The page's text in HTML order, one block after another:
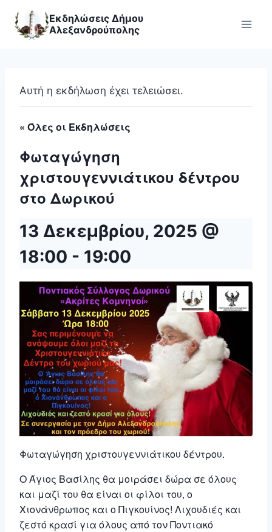
content
Εκδηλώσεις Δήμου
Αλεξανδρούπολης
Αυτή η εκδήλωση έχει τελειώσει.
« Όλες οι Εκδηλώσεις
Φωταγώγηση
χριστουγεννιάτικου δέντρου
στο Δωρικού
13 Δεκεμβρίου, 2025 @
18:00 - 19:00
Φωταγώγηση χριστουγεννιάτικου δέντρου.
Ο Άγιος Βασίλης θα μοιράσει δώρα σε όλους
και μαζί του θα είναι οι φίλοι του, ο
Χιονάνθρωπος και ο Πιγκουίνος! Λιχουδιές και
ζεστό κρασί για όλους από τον Ποντιακό